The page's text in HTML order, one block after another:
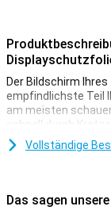
Der Bildschirm
empfindlichste Teil
am meisten
schnell durch
können Sie Ihr
Schäden an Ihrem
Vollständige
Das sagen